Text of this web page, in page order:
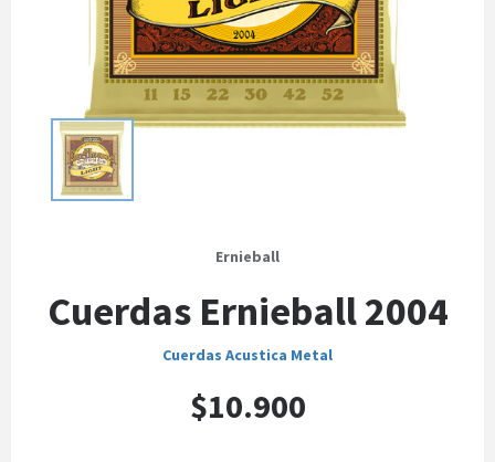
Ernieball
Cuerdas Ernieball 2004
Cuerdas Acustica Metal
$10.900